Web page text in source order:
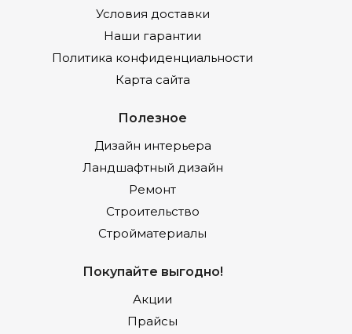
Условия доставки
Наши гарантии
Политика конфиденциальности
Карта сайта
Полезное
Дизайн интерьера
Ландшафтный дизайн
Ремонт
Строительство
Стройматериалы
Покупайте выгодно!
Акции
Прайсы